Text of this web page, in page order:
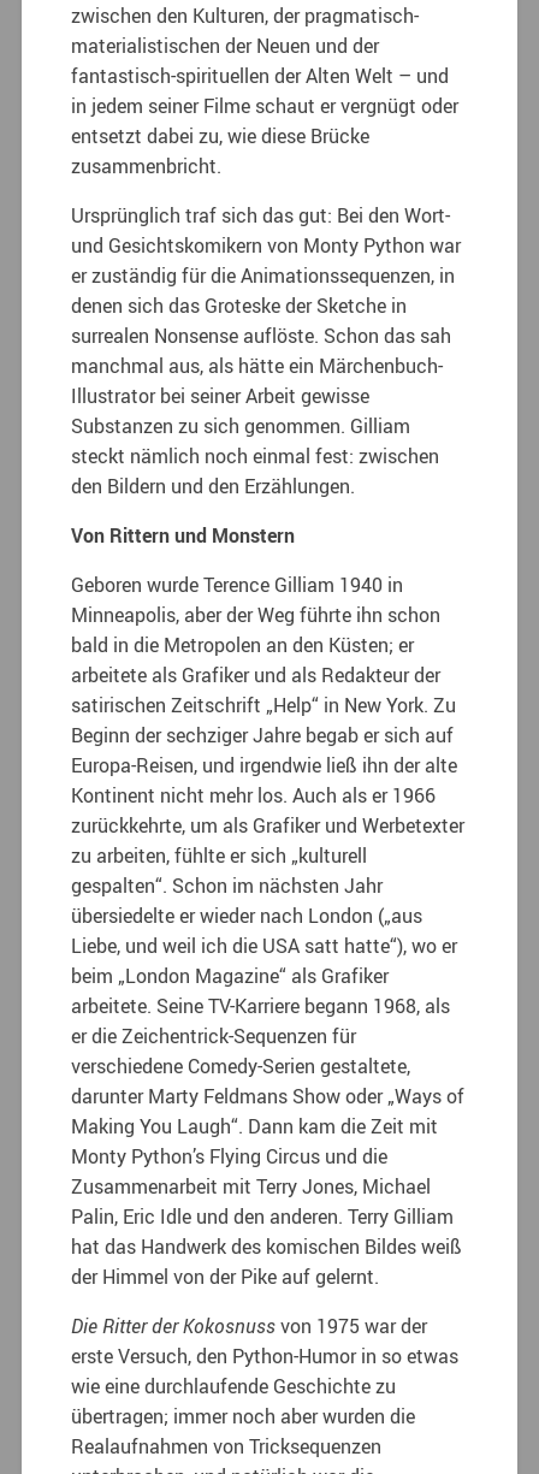
zwischen den Kulturen, der pragmatisch-
materialistischen der Neuen und der
fantastisch-spirituellen der Alten Welt – und
in jedem seiner Filme schaut er vergnügt oder
entsetzt dabei zu, wie diese Brücke
zusammenbricht.
Ursprünglich traf sich das gut: Bei den Wort-
und Gesichtskomikern von Monty Python war
er zuständig für die Animationssequenzen, in
denen sich das Groteske der Sketche in
surrealen Nonsense auflöste. Schon das sah
manchmal aus, als hätte ein Märchenbuch-
Illustrator bei seiner Arbeit gewisse
Substanzen zu sich genommen. Gilliam
steckt nämlich noch einmal fest: zwischen
den Bildern und den Erzählungen.
Von Rittern und Monstern
Geboren wurde Terence Gilliam 1940 in
Minneapolis, aber der Weg führte ihn schon
bald in die Metropolen an den Küsten; er
arbeitete als Grafiker und als Redakteur der
satirischen Zeitschrift „Help“ in New York. Zu
Beginn der sechziger Jahre begab er sich auf
Europa-Reisen, und irgendwie ließ ihn der alte
Kontinent nicht mehr los. Auch als er 1966
zurückkehrte, um als Grafiker und Werbetexter
zu arbeiten, fühlte er sich „kulturell
gespalten“. Schon im nächsten Jahr
übersiedelte er wieder nach London („aus
Liebe, und weil ich die USA satt hatte“), wo er
beim „London Magazine“ als Grafiker
arbeitete. Seine TV-Karriere begann 1968, als
er die Zeichentrick-Sequenzen für
verschiedene Comedy-Serien gestaltete,
darunter Marty Feldmans Show oder „Ways of
Making You Laugh“. Dann kam die Zeit mit
Monty Python’s Flying Circus und die
Zusammenarbeit mit Terry Jones, Michael
Palin, Eric Idle und den anderen. Terry Gilliam
hat das Handwerk des komischen Bildes weiß
der Himmel von der Pike auf gelernt.
Die Ritter der Kokosnussvon 1975 war der
erste Versuch, den Python-Humor in so etwas
wie eine durchlaufende Geschichte zu
übertragen; immer noch aber wurden die
Realaufnahmen von Tricksequenzen